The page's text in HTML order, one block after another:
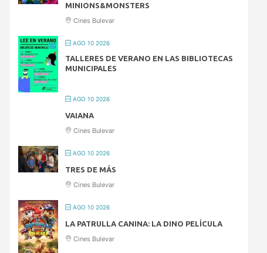
MINIONS&MONSTERS
Cines Bulevar
AGO 10 2026
TALLERES DE VERANO EN LAS BIBLIOTECAS
MUNICIPALES
AGO 10 2026
VAIANA
Cines Bulevar
AGO 10 2026
TRES DE MÁS
Cines Bulevar
AGO 10 2026
LA PATRULLA CANINA: LA DINO PELÍCULA
Cines Bulevar